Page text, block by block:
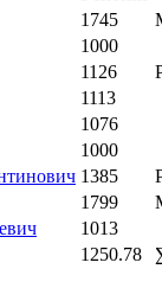
1745
1000
1126
1113
1076
1000
1385
1799
1013
1250.78